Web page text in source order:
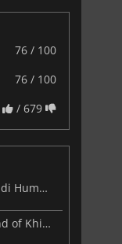
76 / 100
76 / 100
/ 679
7 giochi certificati Steam Deck - pacchetto di Humble per console portatili
Esplora la Mongolia a cavallo in The Legend of Khiimori